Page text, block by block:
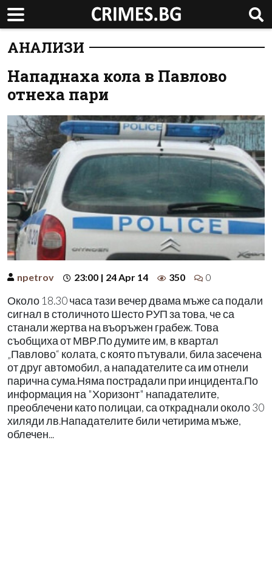
АНАЛИЗИ
Нападнаха кола в Павлово
отнеха пари
npetrov 23:00 | 24 Apr 14 350 0
Около 18.30 часа тази вечер двама мъже са подали
сигнал в столичното Шесто РУП за това, че са
станали жертва на въоръжен грабеж. Това
съобщиха от МВР.По думите им, в квартал
„Павлово“ колата, с която пътували, била засечена
от друг автомобил, а нападателите са им отнели
парична сума.Няма пострадали при инцидента.По
информация на "Хоризонт" нападателите,
преоблечени като полицаи, са откраднали около 30
хиляди лв.Нападателите били четирима мъже,
облечен...